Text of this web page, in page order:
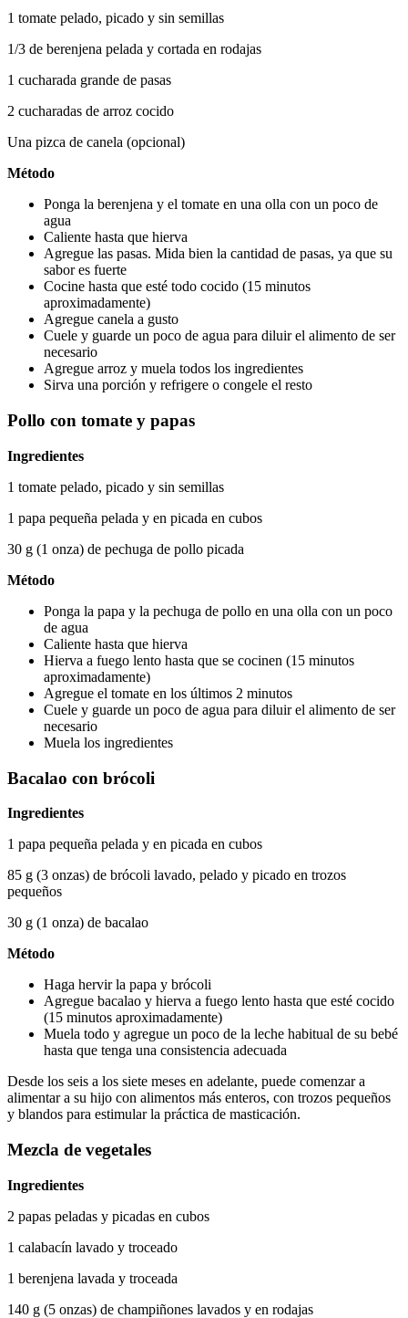
1 tomate pelado, picado y sin semillas
1/3 de berenjena pelada y cortada en rodajas
1 cucharada grande de pasas
2 cucharadas de arroz cocido
Una pizca de canela (opcional)
Método
Ponga la berenjena y el tomate en una olla con un poco de
agua
Caliente hasta que hierva
Agregue las pasas. Mida bien la cantidad de pasas, ya que su
sabor es fuerte
Cocine hasta que esté todo cocido (15 minutos
aproximadamente)
Agregue canela a gusto
Cuele y guarde un poco de agua para diluir el alimento de ser
necesario
Agregue arroz y muela todos los ingredientes
Sirva una porción y refrigere o congele el resto
Pollo con tomate y papas
Ingredientes
1 tomate pelado, picado y sin semillas
1 papa pequeña pelada y en picada en cubos
30 g (1 onza) de pechuga de pollo picada
Método
Ponga la papa y la pechuga de pollo en una olla con un poco
de agua
Caliente hasta que hierva
Hierva a fuego lento hasta que se cocinen (15 minutos
aproximadamente)
Agregue el tomate en los últimos 2 minutos
Cuele y guarde un poco de agua para diluir el alimento de ser
necesario
Muela los ingredientes
Bacalao con brócoli
Ingredientes
1 papa pequeña pelada y en picada en cubos
85 g (3 onzas) de brócoli lavado, pelado y picado en trozos
pequeños
30 g (1 onza) de bacalao
Método
Haga hervir la papa y brócoli
Agregue bacalao y hierva a fuego lento hasta que esté cocido
(15 minutos aproximadamente)
Muela todo y agregue un poco de la leche habitual de su bebé
hasta que tenga una consistencia adecuada
Desde los seis a los siete meses en adelante, puede comenzar a
alimentar a su hijo con alimentos más enteros, con trozos pequeños
y blandos para estimular la práctica de masticación.
Mezcla de vegetales
Ingredientes
2 papas peladas y picadas en cubos
1 calabacín lavado y troceado
1 berenjena lavada y troceada
140 g (5 onzas) de champiñones lavados y en rodajas